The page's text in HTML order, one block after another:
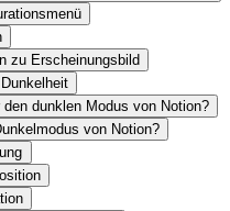
zu Erscheinungsbild
dunklen Modus von Notion?
von Notion?